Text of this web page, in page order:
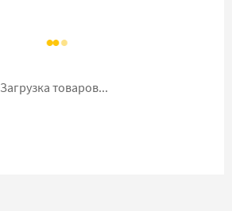
Загрузка товаров...